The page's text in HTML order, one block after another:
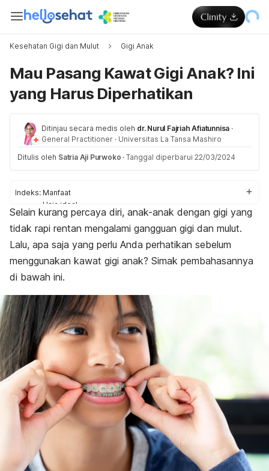
Kesehatan Gigi dan Mulut Gigi Anak
Mau Pasang Kawat Gigi Anak? Ini
yang Harus Diperhatikan
Ditinjau secara medis oleh dr. Nurul Fajriah Afiatunnisa ·
General Practitioner · Universitas La Tansa Mashiro
Ditulis oleh Satria Aji Purwoko · Tanggal diperbarui 22/03/2024
Indeks: Manfaat
Usia ideal
Prosedur
Perawatan
Selain kurang percaya diri, anak-anak dengan gigi yang
tidak rapi rentan mengalami gangguan gigi dan mulut.
Lalu, apa saja yang perlu Anda perhatikan sebelum
menggunakan kawat gigi anak? Simak pembahasannya
di bawah ini.